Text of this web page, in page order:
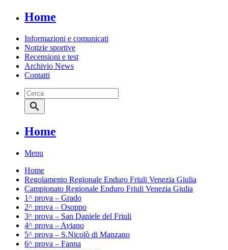
Home
Informazioni e comunicati
Notizie sportive
Recensioni e test
Archivio News
Contatti
search
Home
Menu
Home
Regolamento Regionale Enduro Friuli Venezia Giulia
Campionato Regionale Enduro Friuli Venezia Giulia
1^ prova – Grado
2^ prova – Osoppo
3^ prova – San Daniele del Friuli
4^ prova – Aviano
5^ prova – S.Nicolò di Manzano
6^ prova – Fanna